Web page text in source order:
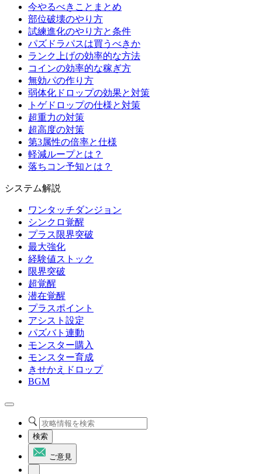
今やるべきことまとめ
部位破壊のやり方
試練進化のやり方と条件
パズドラパスは買うべきか
ランク上げの効率的な方法
コインの効率的な稼ぎ方
無効パの作り方
弱体化ドロップの効果と対策
トゲドロップの仕様と対策
超重力の対策
超高度の対策
第3属性の倍率と仕様
軽減ループとは？
落ちコン予知とは？
システム解説
ワンタッチダンジョン
シンクロ覚醒
プラス限界突破
最大強化
経験値ストック
限界突破
超覚醒
潜在覚醒
プラスポイント
アシスト設定
パズバト連動
モンスター購入
モンスター育成
きせかえドロップ
BGM
検索
ご意見